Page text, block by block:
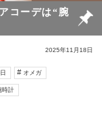
コーデは“腕
2025年11月18日
オメガ
時計